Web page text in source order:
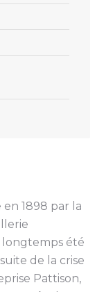
1898 par la
longtemps été
de la crise
Pattison,